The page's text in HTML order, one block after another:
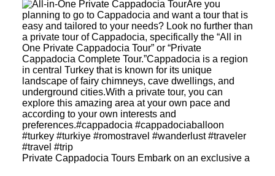
Private Cappadocia Tours Embark on an exclusive a